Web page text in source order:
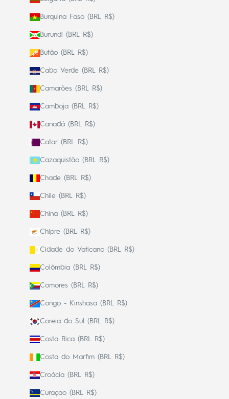
Burquina Faso (BRL R$)
Burundi (BRL R$)
Butão (BRL R$)
Cabo Verde (BRL R$)
Camarões (BRL R$)
Camboja (BRL R$)
Canadá (BRL R$)
Catar (BRL R$)
Cazaquistão (BRL R$)
Chade (BRL R$)
Chile (BRL R$)
China (BRL R$)
Chipre (BRL R$)
Cidade do Vaticano (BRL R$)
Colômbia (BRL R$)
Comores (BRL R$)
Congo - Kinshasa (BRL R$)
Coreia do Sul (BRL R$)
Costa Rica (BRL R$)
Costa do Marfim (BRL R$)
Croácia (BRL R$)
Curaçao (BRL R$)